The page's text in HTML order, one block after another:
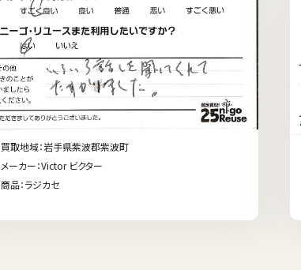
買取地域：岩手県紫波郡紫波町
メーカー：Victor ビクター
商品：ラジカセ